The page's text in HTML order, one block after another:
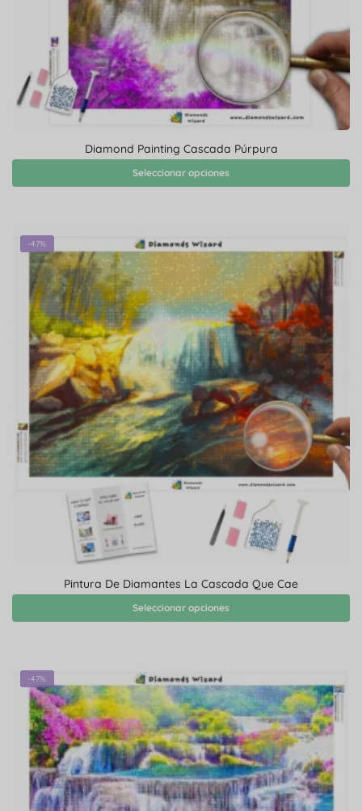
Diamond Painting Cascada Púrpura
Seleccionar opciones
-47%
Pintura De Diamantes La Cascada Que Cae
Seleccionar opciones
-47%